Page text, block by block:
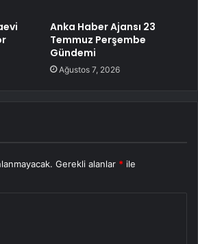
Anka Haber Ajansı 23
Temmuz Perşembe
Gündemi
Ağustos 7, 2026
Gerekli alanlar * ile